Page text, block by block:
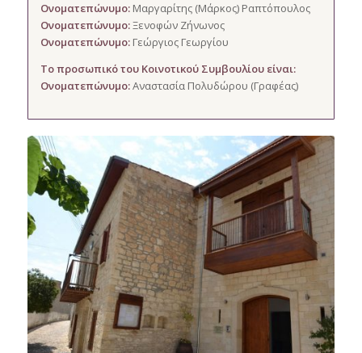
Ονοματεπώνυμο: Μαργαρίτης (Μάρκος) Ραπτόπουλος
Ονοματεπώνυμο:Ξενοφών Ζήνωνος
Ονοματεπώνυμο:Γεώργιος Γεωργίου
Το προσωπικό του Κοινοτικού Συμβουλίου είναι:
Ονοματεπώνυμο:Αναστασία Πολυδώρου (Γραφέας)